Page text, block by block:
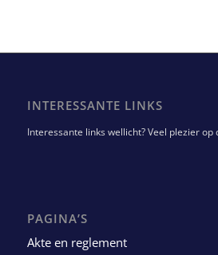
INTERESSANTE LINKS
Interessante links wellicht? Veel plezier op
PAGINA’S
Akte en reglement